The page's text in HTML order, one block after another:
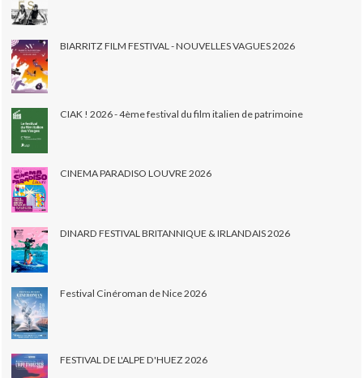
BIARRITZ FILM FESTIVAL - NOUVELLES VAGUES 2026
CIAK ! 2026 - 4ème festival du film italien de patrimoine
CINEMA PARADISO LOUVRE 2026
DINARD FESTIVAL BRITANNIQUE & IRLANDAIS 2026
Festival Cinéroman de Nice 2026
FESTIVAL DE L'ALPE D'HUEZ 2026